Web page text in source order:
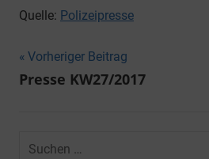
Quelle: Polizeipresse
Beitragsnavigation
Vorheriger Beitrag
Presse KW27/2017
Suchen